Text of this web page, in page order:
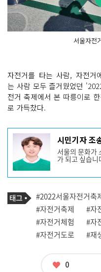
서울자전
자전거를 타는 사람, 자전
는 사람 모두 즐거웠었던
전거 축제에서 본 따릉이로
로 가득찼다.
기
성
자
프
필
시민기자 조
서울의 문화가
가 되고 싶습니
기
사
관
련
태
그
태
그
#2022서울자전거축
#자전거축제
#자
#자전거체험
#자
#자전거도로
#재
좋
0